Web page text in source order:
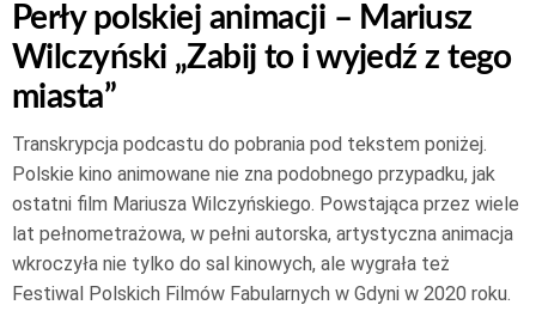
Perły polskiej animacji – Mariusz
Wilczyński „Zabij to i wyjedź z tego
miasta”
Transkrypcja podcastu do pobrania pod tekstem poniżej.
Polskie kino animowane nie zna podobnego przypadku, jak
ostatni film Mariusza Wilczyńskiego. Powstająca przez wiele
lat pełnometrażowa, w pełni autorska, artystyczna animacja
wkroczyła nie tylko do sal kinowych, ale wygrała też
Festiwal Polskich Filmów Fabularnych w Gdyni w 2020 roku.